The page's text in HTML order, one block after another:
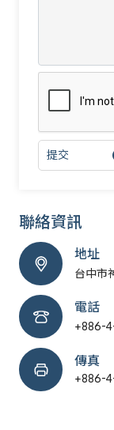
提交
聯絡資訊
地址
台中市
電話
+886-
傳真
+886-